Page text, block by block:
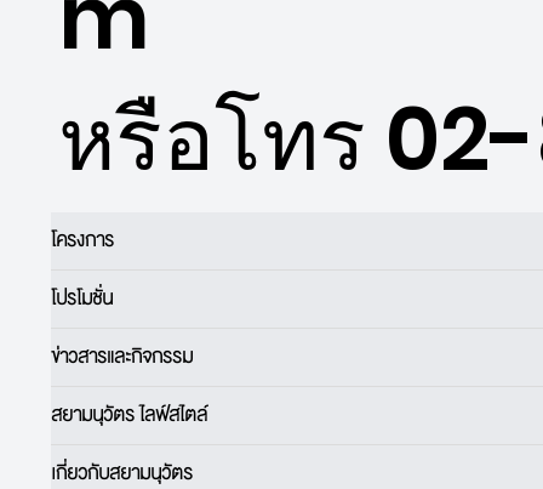
โครงการ
โปรโมชั่น
ข่าวสารและกิจกรรม
สยามนุวัตร ไลฟ์สไตล์
เกี่ยวกับสยามนุวัตร
หรือโทร